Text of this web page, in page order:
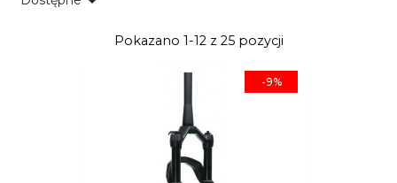
Pokazano 1-12 z 25 pozycji
-9%